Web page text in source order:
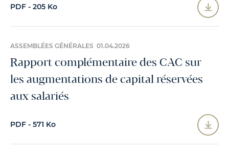
PDF - 205 Ko
ASSEMBLÉES GÉNÉRALES 01.04.2026
Rapport complémentaire des CAC sur
les augmentations de capital réservées
aux salariés
PDF - 571 Ko